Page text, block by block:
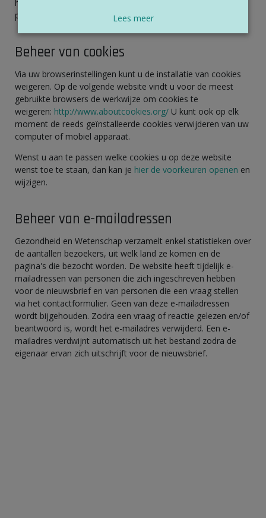
helpt tellen en een cookie die bijhoudt welke pagina’s het
populairst zijn.
Beheer van cookies
Via uw browserinstellingen kunt u de installatie van cookies
weigeren. Op de volgende website vindt u voor de meest
gebruikte browsers de werkwijze om cookies te
weigeren: http://www.aboutcookies.org/ U kunt ook op elk
moment de reeds geïnstalleerde cookies verwijderen van uw
computer of mobiel apparaat.
Wenst u aan te passen welke cookies u op deze website
wenst toe te staan, dan kan je hier de voorkeuren openen en
wijzigen.
Beheer van e-mailadressen
Gezondheid en Wetenschap verzamelt enkel statistieken over
de aantallen bezoekers, uit welk land ze komen en de
pagina's die bezocht worden. De website heeft tijdelijk e-
mailadressen van personen die zich ingeschreven hebben
voor de nieuwsbrief en van personen die een vraag stellen
via het contactformulier. Geen van deze e-mailadressen
wordt bijgehouden. Zodra een vraag of reactie gelezen en/of
beantwoord is, wordt het e-mailadres verwijderd. Een e-
mailadres verdwijnt automatisch uit het bestand zodra de
eigenaar ervan zich uitschrijft voor de nieuwsbrief.
Lees meer